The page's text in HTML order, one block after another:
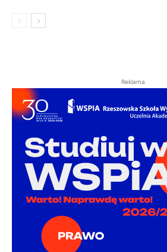
Reklama